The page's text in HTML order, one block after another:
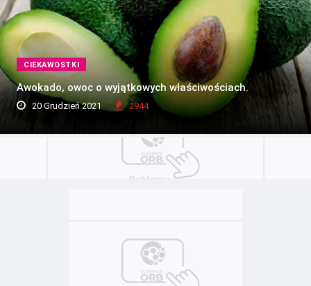
CIEKAWOSTKI
Awokado, owoc o wyjątkowych właściwościach.
20 Grudzień 2021 2944